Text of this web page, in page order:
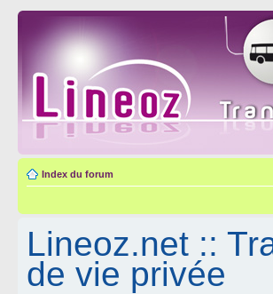
Index du forum
Lineoz.net ::
de vie privée